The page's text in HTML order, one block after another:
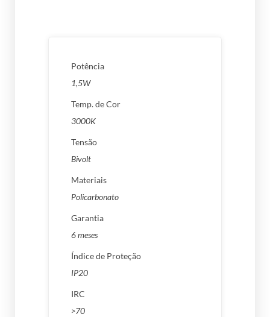
Potência
1,5W
Temp. de Cor
3000K
Tensão
Bivolt
Materiais
Policarbonato
Garantia
6 meses
Índice de Proteção
IP20
IRC
>70